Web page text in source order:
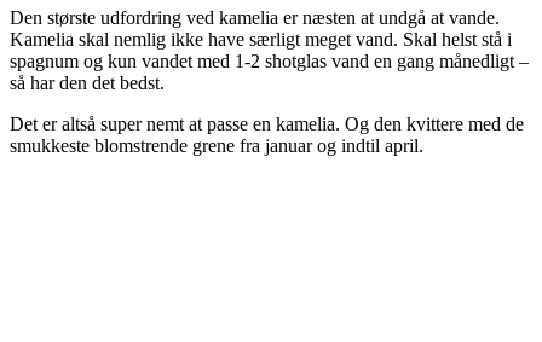
Den største udfordring ved kamelia er næsten at undgå at vande.
Kamelia skal nemlig ikke have særligt meget vand. Skal helst stå i
spagnum og kun vandet med 1-2 shotglas vand en gang månedligt –
så har den det bedst.
Det er altså super nemt at passe en kamelia. Og den kvittere med de
smukkeste blomstrende grene fra januar og indtil april.